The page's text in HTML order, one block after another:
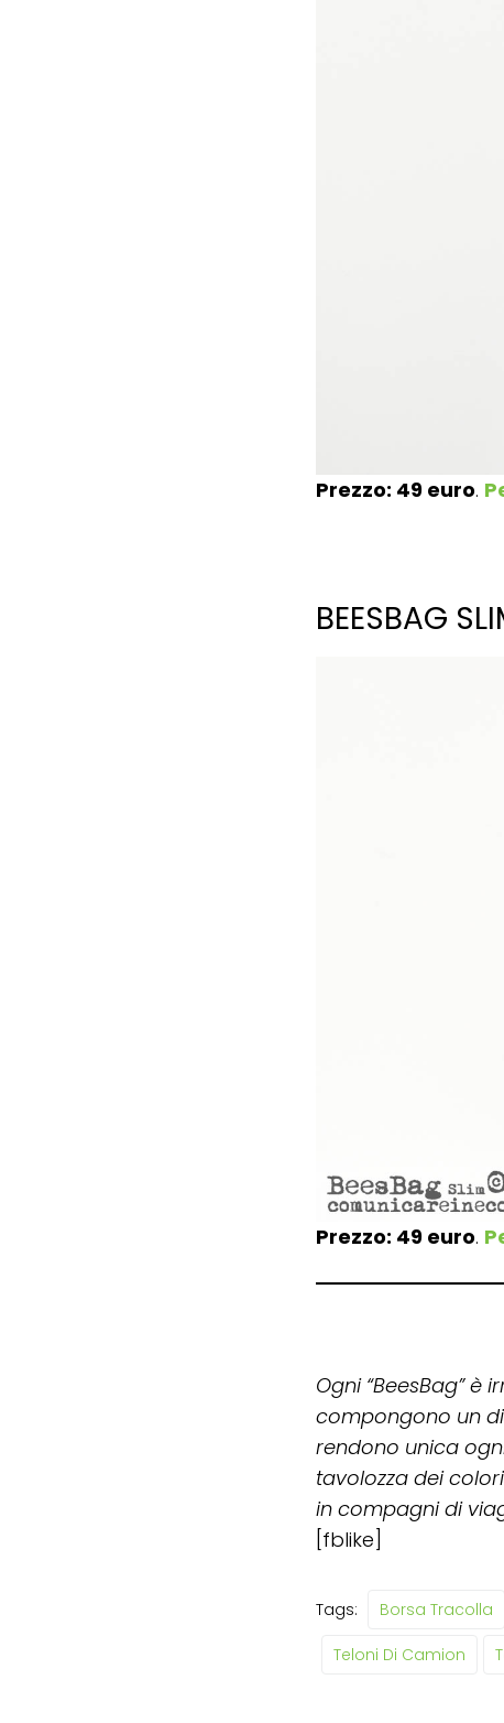
Prezzo: 49 euro.
BEESBAG
Prezzo: 49 euro.
Ogni “BeesBag”
compongono un
rendono unica
tavolozza dei
in compagni di
[fblike]
Tags: Borsa Tracolla
Teloni Di Camion